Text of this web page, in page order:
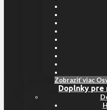
Zobraziť viac
Doplnky pre